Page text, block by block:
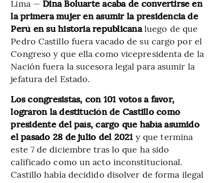
Lima — Dina Boluarte acaba de convertirse en
la primera mujer en asumir la presidencia de
Perú en su historia republicanaluego de que
Pedro Castillo fuera vacado de su cargo por el
Congreso y que ella como vicepresidenta de la
Nación fuera la sucesora legal para asumir la
jefatura del Estado.
Los congresistas, con 101 votos a favor,
lograron la destitución de Castillo como
presidente del país, cargo que había asumido
el pasado 28 de julio del 2021 y que termina
este 7 de diciembre tras lo que ha sido
calificado como un acto inconstitucional.
Castillo había decidido disolver de forma ilegal